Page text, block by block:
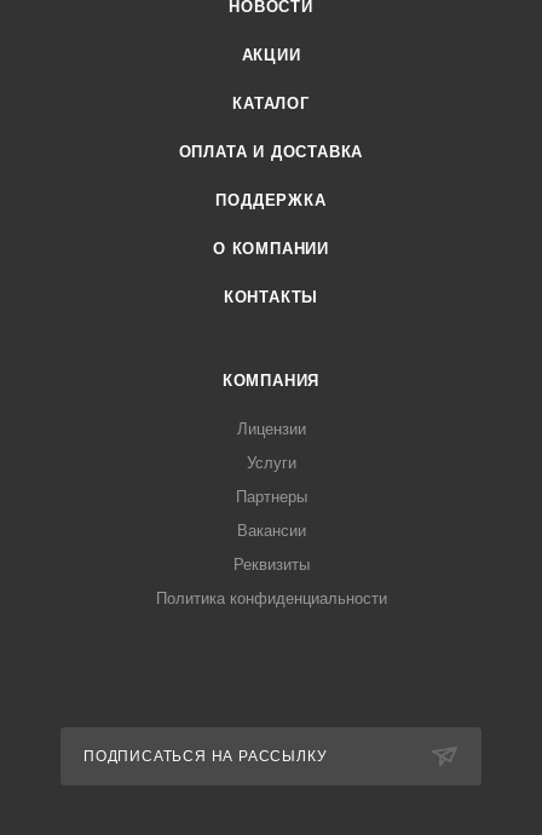
НОВОСТИ
АКЦИИ
КАТАЛОГ
ОПЛАТА И ДОСТАВКА
ПОДДЕРЖКА
О КОМПАНИИ
КОНТАКТЫ
КОМПАНИЯ
Лицензии
Услуги
Партнеры
Вакансии
Реквизиты
Политика конфиденциальности
ПОДПИСАТЬСЯ НА РАССЫЛКУ